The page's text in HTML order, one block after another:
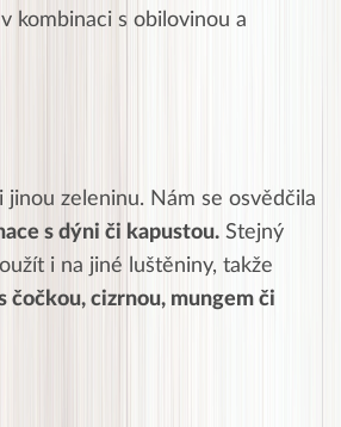
kombinaci s obilovinou a
jinou zeleninu. Nám se osvědčila
s dýni či kapustou. Stejný
i na jiné luštěniny, takže
cizrnou, mungem či